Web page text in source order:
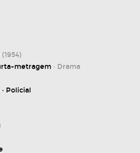
(1954)
metragem · Drama
· Policial